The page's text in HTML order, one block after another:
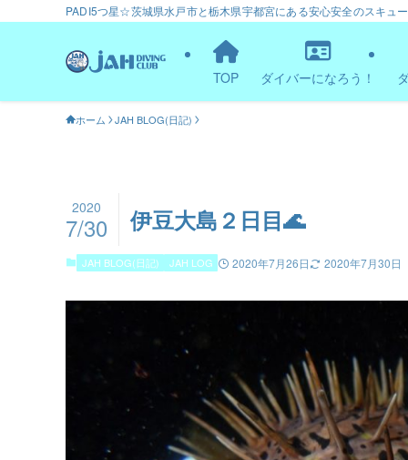
PADI5つ星☆茨城県水戸市と栃木県宇都宮にある安心安全のスキュ
TOP ダイバーになろう！
ホーム JAH BLOG(日記)
伊豆大島２日目🌊
2020
7/30
JAH BLOG(日記) JAH LOG 2020年7月26日 2020年7月30日